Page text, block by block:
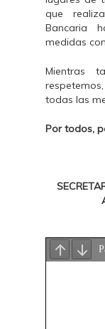
que
Bancaria
medidas
Mientras
todas las
Por todos,